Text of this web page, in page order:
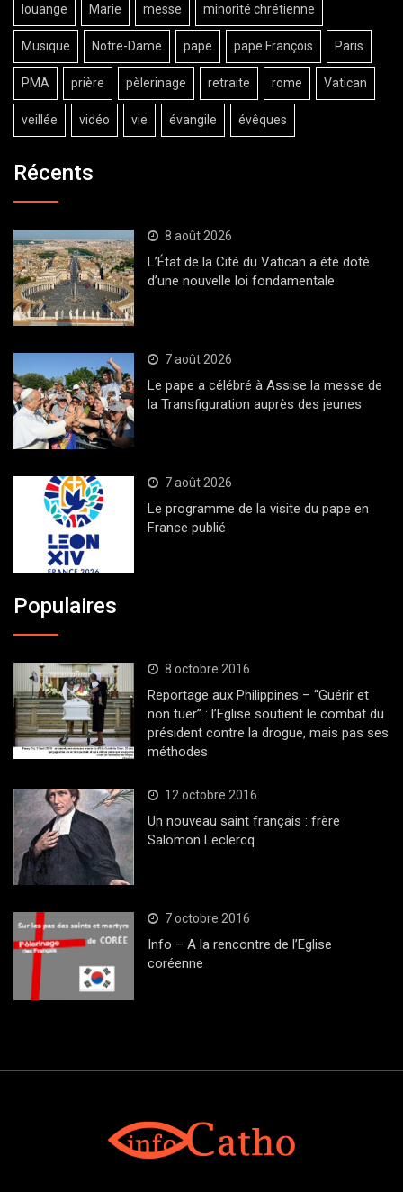
louange Marie messe minorité chrétienne
Musique Notre-Dame pape pape François Paris
PMA prière pèlerinage retraite rome Vatican
veillée vidéo vie évangile évêques
Récents
8 août 2026
L’État de la Cité du Vatican a été doté
d’une nouvelle loi fondamentale
7 août 2026
Le pape a célébré à Assise la messe de
la Transfiguration auprès des jeunes
7 août 2026
Le programme de la visite du pape en
France publié
Populaires
8 octobre 2016
Reportage aux Philippines – “Guérir et
non tuer” : l’Eglise soutient le combat du
président contre la drogue, mais pas ses
méthodes
12 octobre 2016
Un nouveau saint français : frère
Salomon Leclercq
7 octobre 2016
Info – A la rencontre de l’Eglise
coréenne